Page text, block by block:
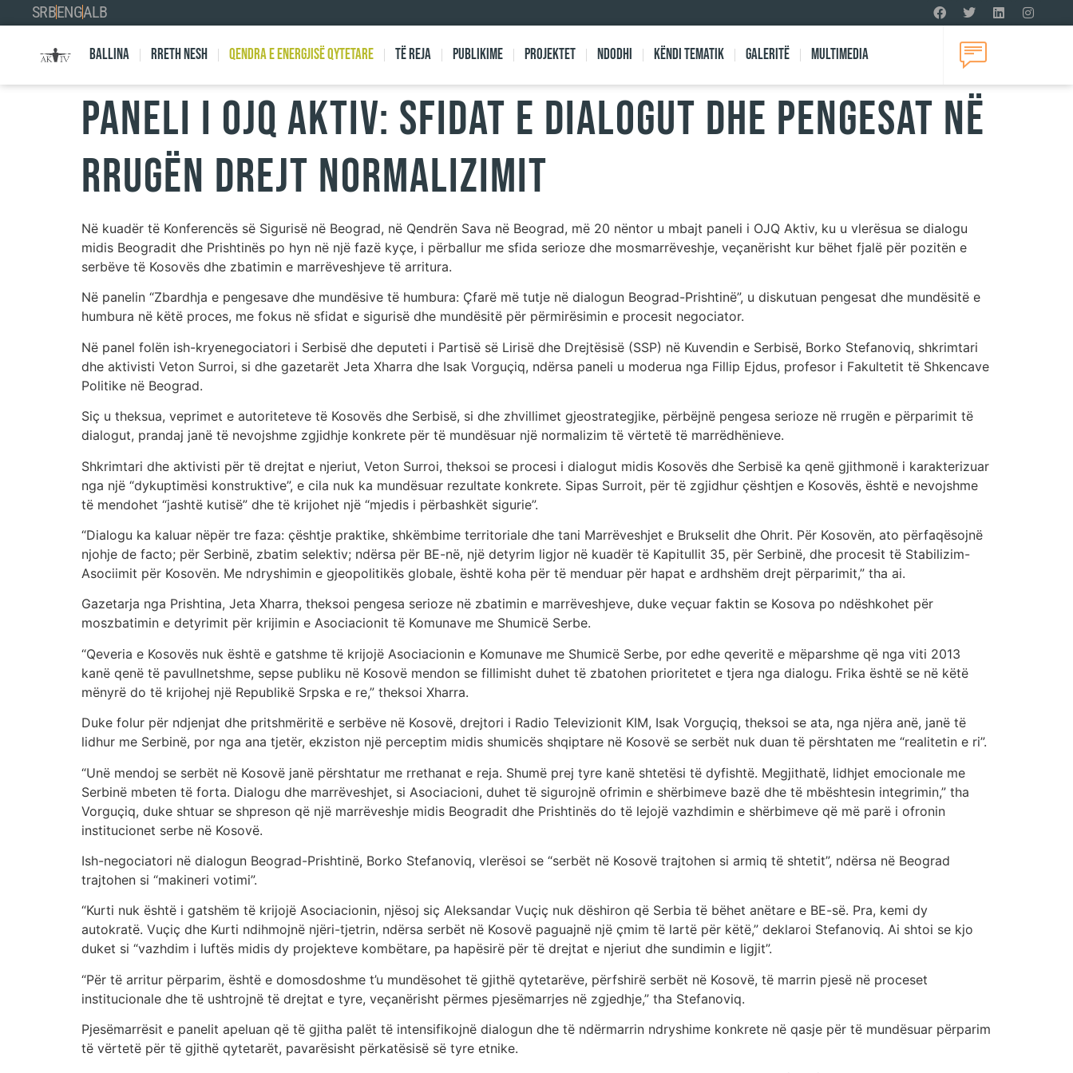
SRBENGALB
Ballina Rreth nesh Qendra e Energjisë Qytetare Të reja Publikime Projektet Ndodhi Këndi Tematik Galeritë Multimedia
Paneli i OJQ Aktiv: Sfidat e dialogut dhe pengesat në
rrugën drejt normalizimit
Në kuadër të Konferencës së Sigurisë në Beograd, në Qendrën Sava në Beograd, më 20 nëntor u mbajt paneli i OJQ Aktiv, ku u vlerësua se dialogu
midis Beogradit dhe Prishtinës po hyn në një fazë kyçe, i përballur me sfida serioze dhe mosmarrëveshje, veçanërisht kur bëhet fjalë për pozitën e
serbëve të Kosovës dhe zbatimin e marrëveshjeve të arritura.
Në panelin “Zbardhja e pengesave dhe mundësive të humbura: Çfarë më tutje në dialogun Beograd-Prishtinë”, u diskutuan pengesat dhe mundësitë e
humbura në këtë proces, me fokus në sfidat e sigurisë dhe mundësitë për përmirësimin e procesit negociator.
Në panel folën ish-kryenegociatori i Serbisë dhe deputeti i Partisë së Lirisë dhe Drejtësisë (SSP) në Kuvendin e Serbisë, Borko Stefanoviq, shkrimtari
dhe aktivisti Veton Surroi, si dhe gazetarët Jeta Xharra dhe Isak Vorguçiq, ndërsa paneli u moderua nga Fillip Ejdus, profesor i Fakultetit të Shkencave
Politike në Beograd.
Siç u theksua, veprimet e autoriteteve të Kosovës dhe Serbisë, si dhe zhvillimet gjeostrategjike, përbëjnë pengesa serioze në rrugën e përparimit të
dialogut, prandaj janë të nevojshme zgjidhje konkrete për të mundësuar një normalizim të vërtetë të marrëdhënieve.
Shkrimtari dhe aktivisti për të drejtat e njeriut, Veton Surroi, theksoi se procesi i dialogut midis Kosovës dhe Serbisë ka qenë gjithmonë i karakterizuar
nga një “dykuptimësi konstruktive”, e cila nuk ka mundësuar rezultate konkrete. Sipas Surroit, për të zgjidhur çështjen e Kosovës, është e nevojshme
të mendohet “jashtë kutisë” dhe të krijohet një “mjedis i përbashkët sigurie”.
“Dialogu ka kaluar nëpër tre faza: çështje praktike, shkëmbime territoriale dhe tani Marrëveshjet e Brukselit dhe Ohrit. Për Kosovën, ato përfaqësojnë
njohje de facto; për Serbinë, zbatim selektiv; ndërsa për BE-në, një detyrim ligjor në kuadër të Kapitullit 35, për Serbinë, dhe procesit të Stabilizim-
Asociimit për Kosovën. Me ndryshimin e gjeopolitikës globale, është koha për të menduar për hapat e ardhshëm drejt përparimit,” tha ai.
Gazetarja nga Prishtina, Jeta Xharra, theksoi pengesa serioze në zbatimin e marrëveshjeve, duke veçuar faktin se Kosova po ndëshkohet për
moszbatimin e detyrimit për krijimin e Asociacionit të Komunave me Shumicë Serbe.
“Qeveria e Kosovës nuk është e gatshme të krijojë Asociacionin e Komunave me Shumicë Serbe, por edhe qeveritë e mëparshme që nga viti 2013
kanë qenë të pavullnetshme, sepse publiku në Kosovë mendon se fillimisht duhet të zbatohen prioritetet e tjera nga dialogu. Frika është se në këtë
mënyrë do të krijohej një Republikë Srpska e re,” theksoi Xharra.
Duke folur për ndjenjat dhe pritshmëritë e serbëve në Kosovë, drejtori i Radio Televizionit KIM, Isak Vorguçiq, theksoi se ata, nga njëra anë, janë të
lidhur me Serbinë, por nga ana tjetër, ekziston një perceptim midis shumicës shqiptare në Kosovë se serbët nuk duan të përshtaten me “realitetin e ri”.
“Unë mendoj se serbët në Kosovë janë përshtatur me rrethanat e reja. Shumë prej tyre kanë shtetësi të dyfishtë. Megjithatë, lidhjet emocionale me
Serbinë mbeten të forta. Dialogu dhe marrëveshjet, si Asociacioni, duhet të sigurojnë ofrimin e shërbimeve bazë dhe të mbështesin integrimin,” tha
Vorguçiq, duke shtuar se shpreson që një marrëveshje midis Beogradit dhe Prishtinës do të lejojë vazhdimin e shërbimeve që më parë i ofronin
institucionet serbe në Kosovë.
Ish-negociatori në dialogun Beograd-Prishtinë, Borko Stefanoviq, vlerësoi se “serbët në Kosovë trajtohen si armiq të shtetit”, ndërsa në Beograd
trajtohen si “makineri votimi”.
“Kurti nuk është i gatshëm të krijojë Asociacionin, njësoj siç Aleksandar Vuçiç nuk dëshiron që Serbia të bëhet anëtare e BE-së. Pra, kemi dy
autokratë. Vuçiç dhe Kurti ndihmojnë njëri-tjetrin, ndërsa serbët në Kosovë paguajnë një çmim të lartë për këtë,” deklaroi Stefanoviq. Ai shtoi se kjo
duket si “vazhdim i luftës midis dy projekteve kombëtare, pa hapësirë për të drejtat e njeriut dhe sundimin e ligjit”.
“Për të arritur përparim, është e domosdoshme t’u mundësohet të gjithë qytetarëve, përfshirë serbët në Kosovë, të marrin pjesë në proceset
institucionale dhe të ushtrojnë të drejtat e tyre, veçanërisht përmes pjesëmarrjes në zgjedhje,” tha Stefanoviq.
Pjesëmarrësit e panelit apeluan që të gjitha palët të intensifikojnë dialogun dhe të ndërmarrin ndryshime konkrete në qasje për të mundësuar përparim
të vërtetë për të gjithë qytetarët, pavarësisht përkatësisë së tyre etnike.